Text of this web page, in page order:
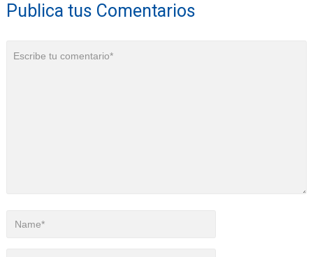
Publica tus Comentarios